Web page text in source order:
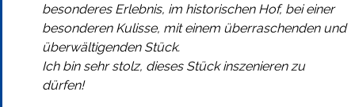
besonderes Erlebnis, im historischen Hof, bei einer
besonderen Kulisse, mit einem überraschenden und
überwältigenden Stück.
Ich bin sehr stolz, dieses Stück inszenieren zu
dürfen!